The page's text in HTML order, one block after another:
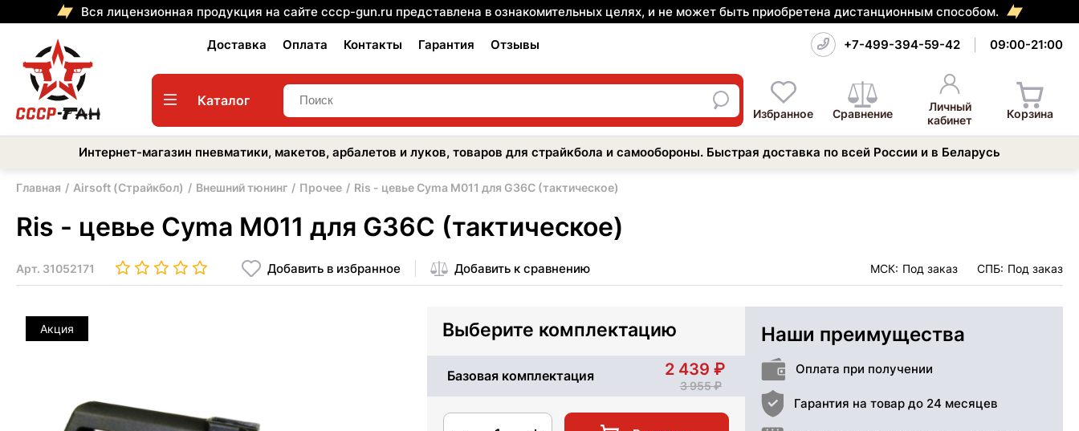
Вся лицензионная продукция на сайте cccp-gun.ru представлена в ознакомительных целях, и не может быть приобретена дистанционным способом.
Доставка Оплата Контакты Гарантия Отзывы +7-499-394-59-42 09:00-21:00
Каталог
Избранное Сравнение
Личный
кабинет
Корзина
Интернет-магазин пневматики, макетов, арбалетов и луков, товаров для страйкбола и самообороны. Быстрая доставка по всей России и в Беларусь
Главная Airsoft (Страйкбол) Внешний тюнинг Прочее Ris - цевье Cyma M011 для G36C (тактическое)
Ris - цевье Cyma M011 для G36C (тактическое)
Арт. 31052171 Добавить в избранное Добавить к сравнению МСК: Под заказ СПБ: Под заказ
Акция Выберите комплектацию
Базовая комплектация 2 439
3 955
Наши преимущества
Оплата при получении
Гарантия на товар до 24 месяцев